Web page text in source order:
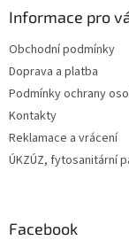
Informace pro
Obchodní podmínky
Doprava a platba
Podmínky ochrany
Kontakty
Reklamace a vrácení
ÚKZÚZ, fytosanitární
Facebook